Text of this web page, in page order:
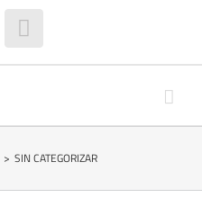
> SIN CATEGORIZAR